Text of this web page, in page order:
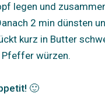
legen und
2 min dünsten
kurz in Butter
Pfeffer würzen.
🙂